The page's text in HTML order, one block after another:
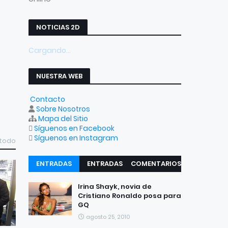
NOTICIAS 2D
Cargando...
NUESTRA WEB
Contacto
Sobre Nosotros
Mapa del Sitio
Síguenos en Facebook
Síguenos en Instagram
ENTRADAS
RECIENTES
ENTRADAS
COMENTARIOS
Irina Shayk, novia de
Cristiano Ronaldo posa para
GQ
agosto 25, 2010